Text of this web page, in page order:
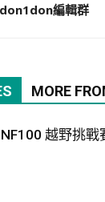
don1don編輯群
MORE
越野挑戰